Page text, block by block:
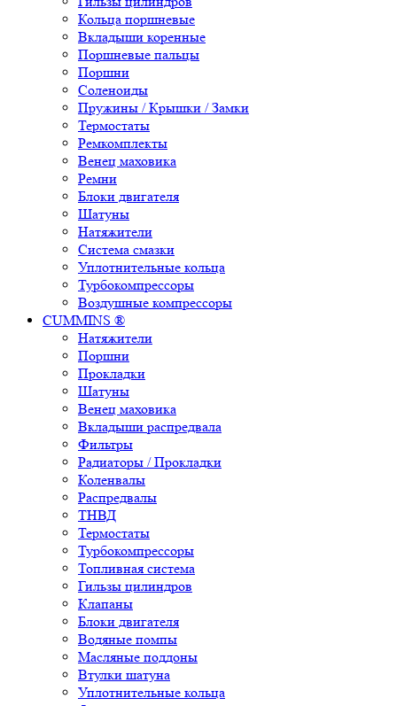
Кольца поршневые
Вкладыши коренные
Поршневые пальцы
Поршни
Соленоиды
Пружины / Крышки / Замки
Термостаты
Ремкомплекты
Венец маховика
Ремни
Блоки двигателя
Шатуны
Натяжители
Система смазки
Уплотнительные кольца
Турбокомпрессоры
Воздушные компрессоры
CUMMINS ®
Натяжители
Поршни
Прокладки
Шатуны
Венец маховика
Вкладыши распредвала
Фильтры
Радиаторы / Прокладки
Коленвалы
Распредвалы
ТНВД
Термостаты
Турбокомпрессоры
Топливная система
Гильзы цилиндров
Клапаны
Блоки двигателя
Водяные помпы
Масляные поддоны
Втулки шатуна
Уплотнительные кольца